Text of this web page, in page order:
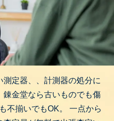
ド品、洋服、スポーツ
、小物、雑貨など、ど
置していても、欠損・
ください。プロの査定
点一点丁寧に査定いた
定器、、計測器の処分に
金堂なら古いものでも傷
不揃いでもOK。 一点から